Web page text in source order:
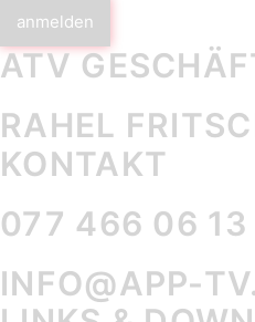
anmelden
ATV
RAHEL
KONTAKT
077 466 06 13
INFO@APP-